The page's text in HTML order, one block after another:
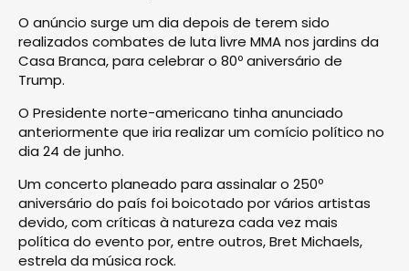
O anúncio surge um dia depois de terem sido
realizados combates de luta livre MMA nos jardins da
Casa Branca, para celebrar o 80º aniversário de
Trump.
O Presidente norte-americano tinha anunciado
anteriormente que iria realizar um comício político no
dia 24 de junho.
Um concerto planeado para assinalar o 250º
aniversário do país foi boicotado por vários artistas
devido, com críticas à natureza cada vez mais
política do evento por, entre outros, Bret Michaels,
estrela da música rock.